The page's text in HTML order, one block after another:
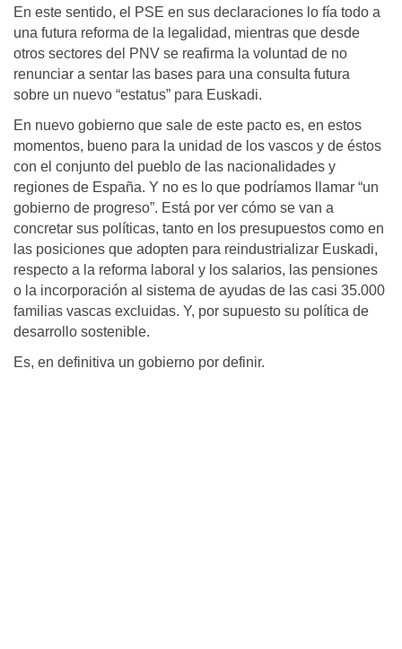
En este sentido, el PSE en sus declaraciones lo fía todo a
una futura reforma de la legalidad, mientras que desde
otros sectores del PNV se reafirma la voluntad de no
renunciar a sentar las bases para una consulta futura
sobre un nuevo “estatus” para Euskadi.
En nuevo gobierno que sale de este pacto es, en estos
momentos, bueno para la unidad de los vascos y de éstos
con el conjunto del pueblo de las nacionalidades y
regiones de España. Y no es lo que podríamos llamar “un
gobierno de progreso”. Está por ver cómo se van a
concretar sus políticas, tanto en los presupuestos como en
las posiciones que adopten para reindustrializar Euskadi,
respecto a la reforma laboral y los salarios, las pensiones
o la incorporación al sistema de ayudas de las casi 35.000
familias vascas excluidas. Y, por supuesto su política de
desarrollo sostenible.
Es, en definitiva un gobierno por definir.